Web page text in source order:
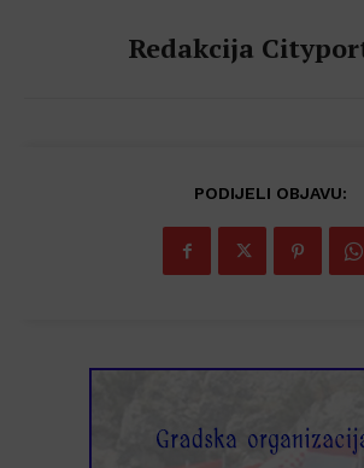
Redakcija
PODIJELI OBJAVU: